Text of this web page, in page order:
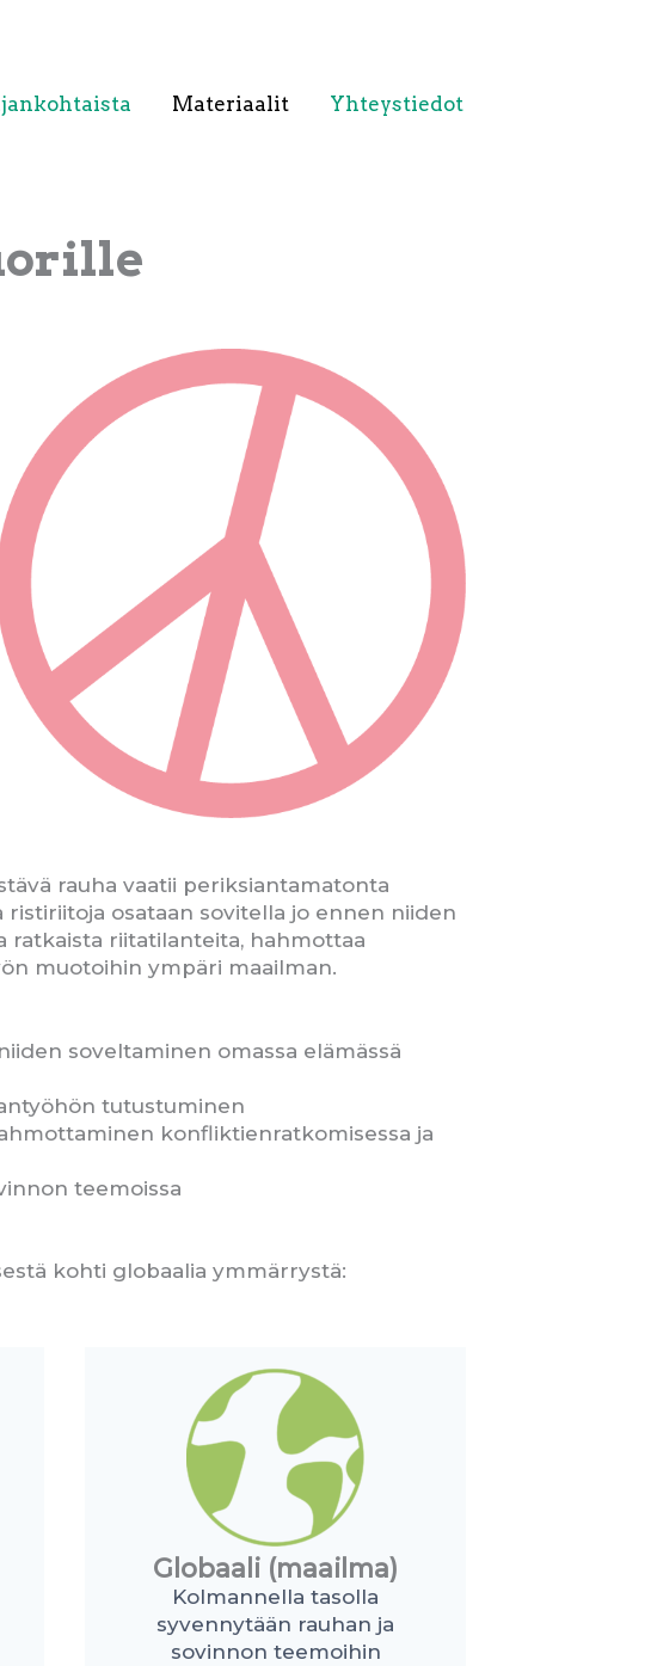
Materiaalit Yhteystiedot
rauha vaatii periksiantamatonta
osataan sovitella jo ennen niiden
ratkaista riitatilanteita, hahmottaa
muotoihin ympäri maailman.
soveltaminen omassa elämässä
tutustuminen
konfliktienratkomisessa ja
teemoissa
kohti globaalia ymmärrystä:
Globaali (maailma)
Kolmannella tasolla
syvennytään rauhan ja
sovinnon teemoihin